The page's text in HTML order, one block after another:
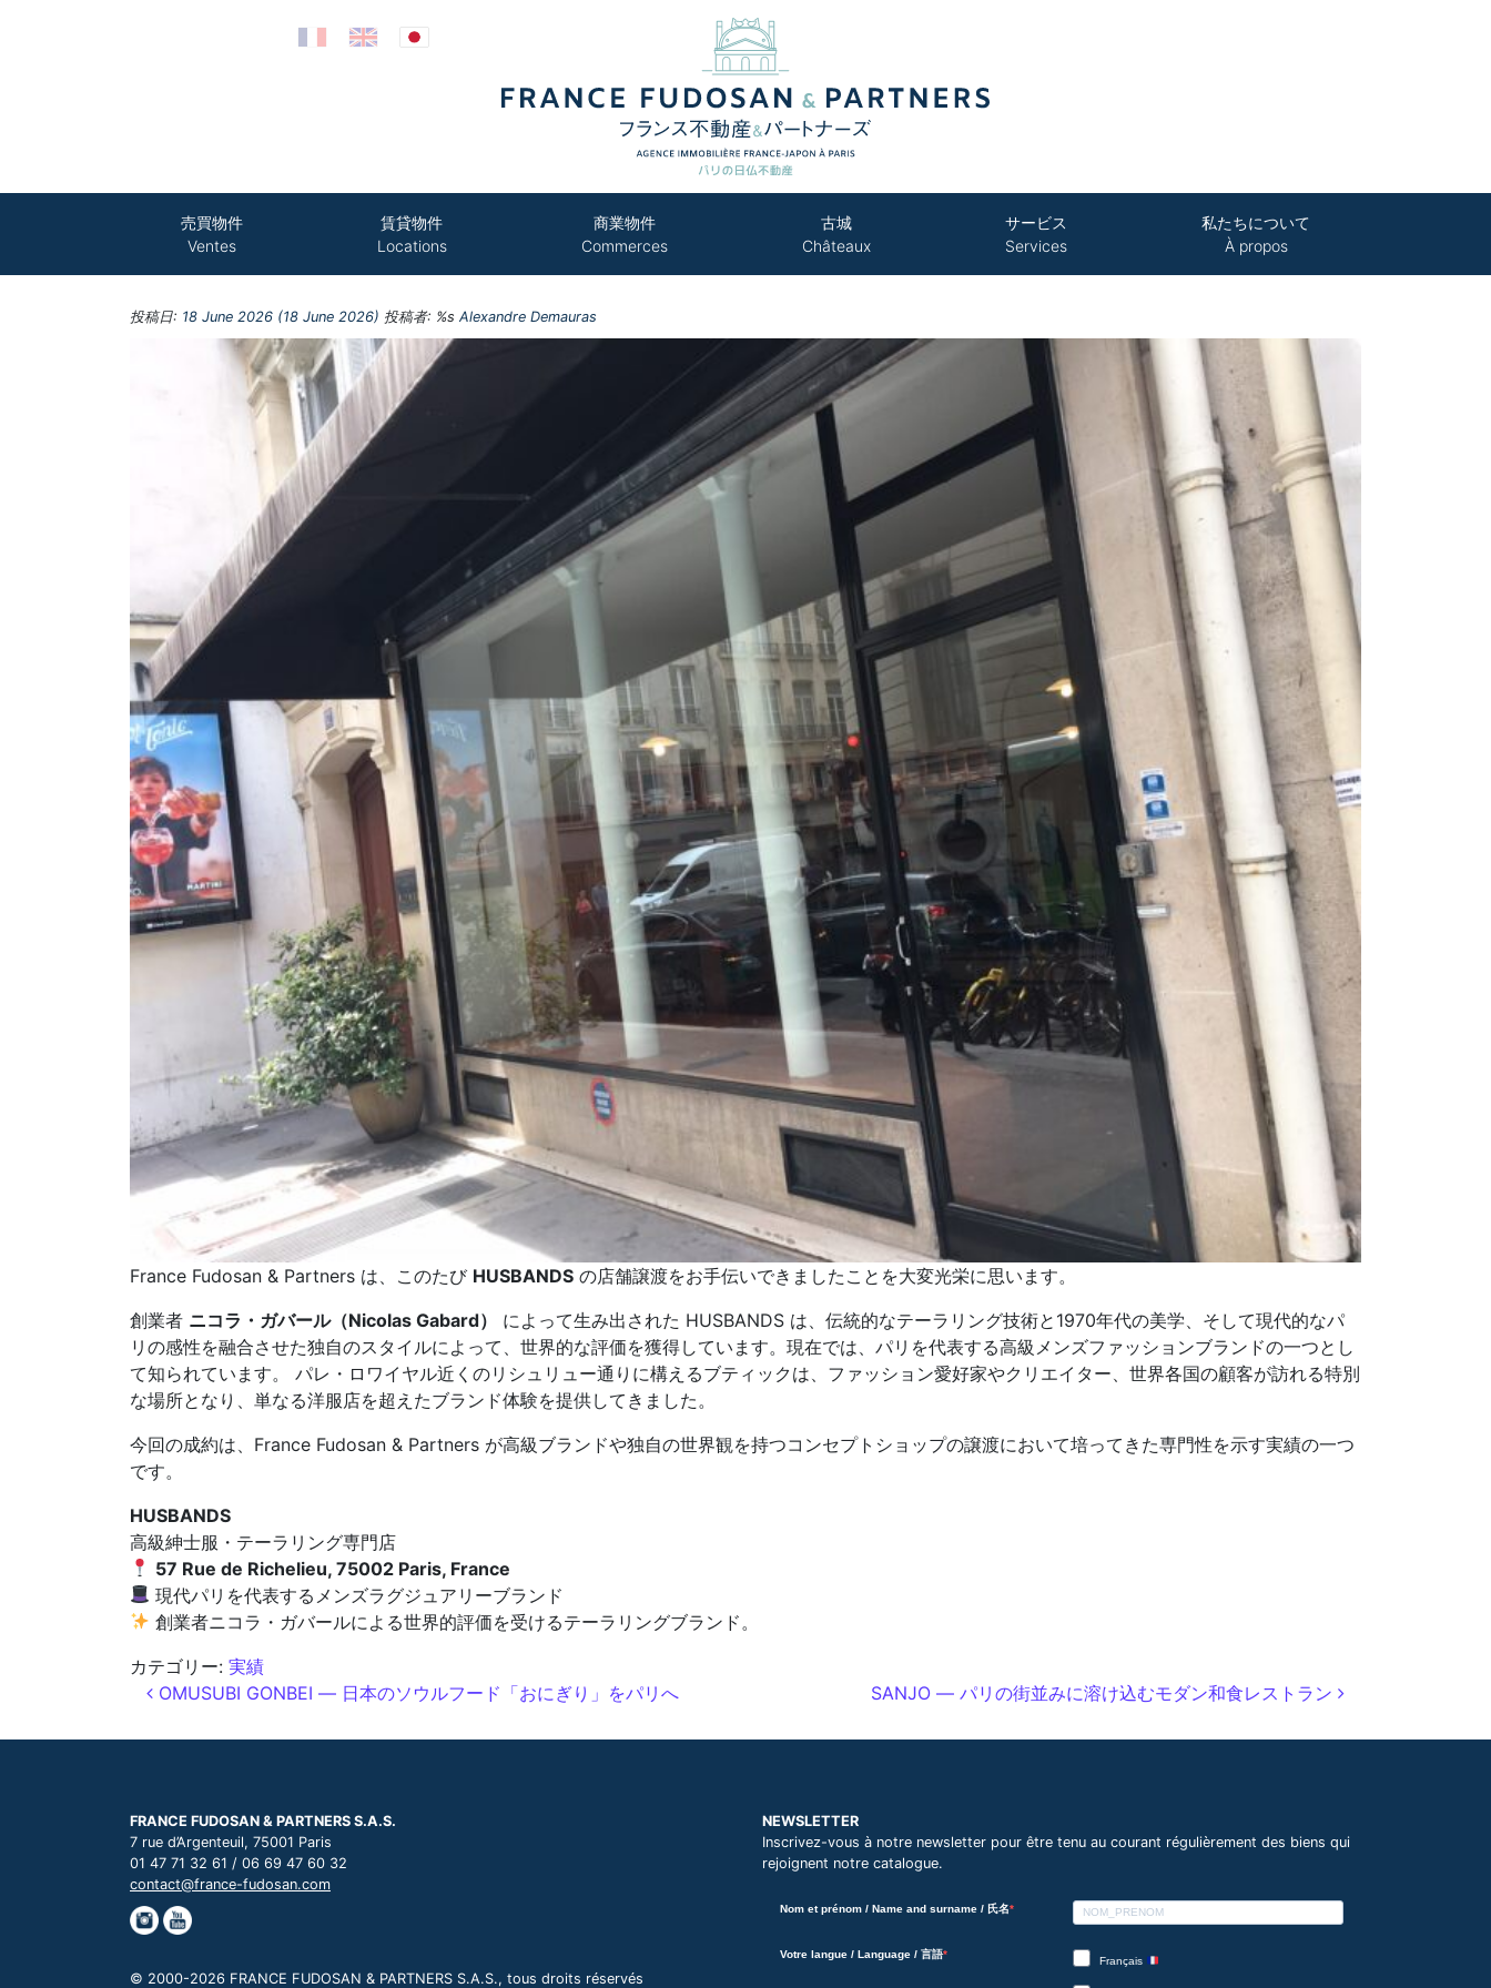
売買物件
Ventes
賃貸物件
Locations
商業物件
Commerces
古城
Châteaux
サービス
Services
私たちについて
À propos
投稿日: 18 June 2026 (18 June 2026) 投稿者: %s Alexandre Demauras
France Fudosan & Partners は、このたび HUSBANDS の店舗譲渡をお手伝いできましたことを大変光栄に思います。
創業者 ニコラ・ガバール（Nicolas Gabard）
によって生み出された HUSBANDS は、伝統的なテーラリング技術と1970年代の美学、そして現代的なパ
リの感性を融合させた独自のスタイルによって、世界的な評価を獲得しています。現在では、パリを代表する高級メンズファッションブランドの一つとし
て知られています。 パレ・ロワイヤル近くのリシュリュー通りに構えるブティックは、ファッション愛好家やクリエイター、世界各国の顧客が訪れる特別
な場所となり、単なる洋服店を超えたブランド体験を提供してきました。
今回の成約は、France Fudosan & Partners が高級ブランドや独自の世界観を持つコンセプトショップの譲渡において培ってきた専門性を示す実績の一つ
です。
HUSBANDS
高級紳士服・テーラリング専門店
57 Rue de Richelieu, 75002 Paris, France
現代パリを代表するメンズラグジュアリーブランド
創業者ニコラ・ガバールによる世界的評価を受けるテーラリングブランド。
カテゴリー: 実績
投稿ナビゲーション
OMUSUBI GONBEI ― 日本のソウルフード「おにぎり」をパリへ SANJO ― パリの街並みに溶け込むモダン和食レストラン
FRANCE FUDOSAN & PARTNERS S.A.S.
7 rue d’Argenteuil, 75001 Paris
01 47 71 32 61 / 06 69 47 60 32
contact@france-fudosan.com
© 2000-2026 FRANCE FUDOSAN & PARTNERS S.A.S., tous droits réservés
NEWSLETTER
Inscrivez-vous à notre newsletter pour être tenu au courant régulièrement des biens qui
rejoignent notre catalogue.
Nom et prénom / Name and surname / 氏名
Votre langue / Language / 言語
Français